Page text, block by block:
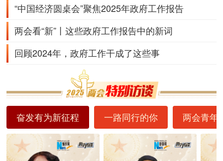
“中国经济圆桌会”聚焦2025年政府工作报告
两会看“新”丨这些政府工作报告中的新词
回顾2024年，政府工作干成了这些事
奋发有为新征程 一路同行的你 两会青年